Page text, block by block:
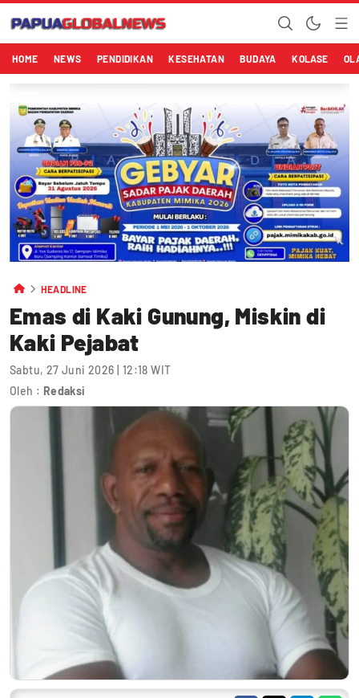
HOME NEWS PENDIDIKAN KESEHATAN BUDAYA KOLASE
HEADLINE
Emas di Kaki Gunung, Miskin di
Kaki Pejabat
Sabtu, 27 Juni 2026 | 12:18 WIT
Oleh : Redaksi